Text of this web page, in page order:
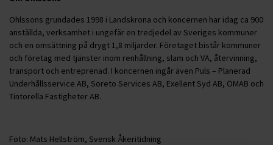
Ohlssons grundades 1998 i Landskrona och koncernen har idag ca 900
anställda, verksamhet i ungefär en tredjedel av Sveriges kommuner
och en omsättning på drygt 1,8 miljarder. Företaget bistår kommuner
och företag med tjänster inom renhållning, slam och VA, återvinning,
transport och entreprenad. I koncernen ingår även Puls – Planerad
Underhållsservice AB, Soreto Services AB, Exellent Syd AB, ÖMAB och
Tintorella Fastigheter AB.
Foto: Mats Hellström, Svensk Åkeritidning